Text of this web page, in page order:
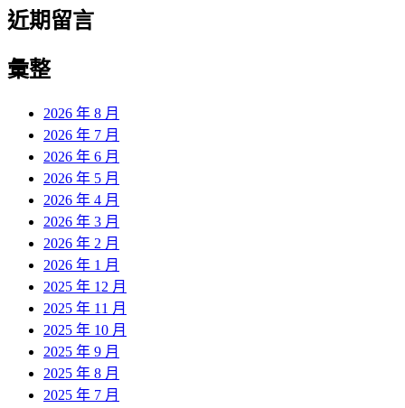
近期留言
彙整
2026 年 8 月
2026 年 7 月
2026 年 6 月
2026 年 5 月
2026 年 4 月
2026 年 3 月
2026 年 2 月
2026 年 1 月
2025 年 12 月
2025 年 11 月
2025 年 10 月
2025 年 9 月
2025 年 8 月
2025 年 7 月